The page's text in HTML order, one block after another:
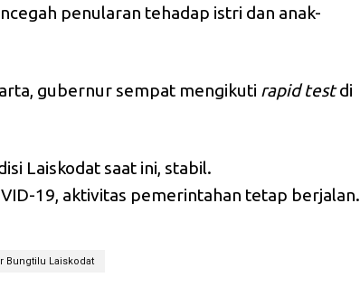
penularan tehadap istri dan anak-
gubernur sempat mengikuti rapid testdi
Laiskodat saat ini, stabil.
19, aktivitas pemerintahan tetap berjalan.
Bungtilu Laiskodat